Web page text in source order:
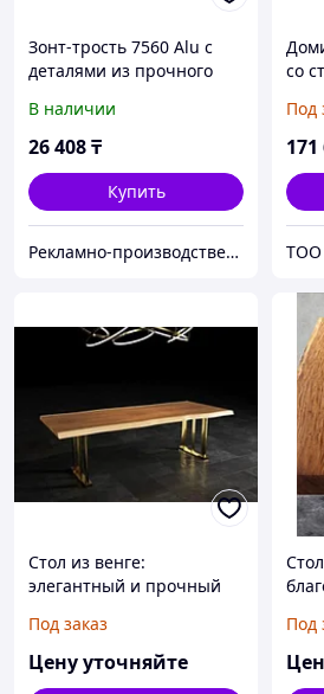
Зонт-трость 7560 Alu с
деталями из прочного
нейви
В наличии
26 408₸
Купить
Рекламно-производственная компания «2Ymedia»
со
Под
171
Стол из венге:
элегантный и прочный
интерьера с
современным стилем
Под заказ
Цену уточняйте
Под